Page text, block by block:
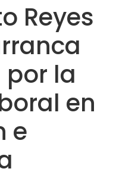
Reyes
la
en
e